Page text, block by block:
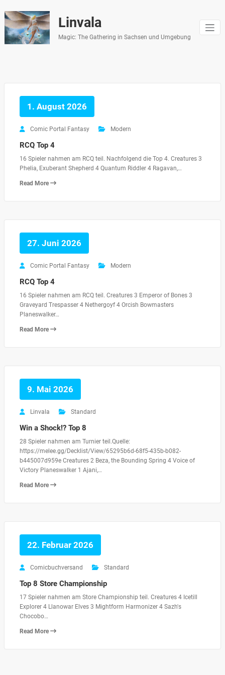
Inhalt
springen
Linvala
Magic: The Gathering in Sachsen und Umgebung
1. August 2026
Comic Portal Fantasy Modern
RCQ Top 4
16 Spieler nahmen am RCQ teil. Nachfolgend die Top 4. Creatures 3
Phelia, Exuberant Shepherd 4 Quantum Riddler 4 Ragavan,…
Read More
27. Juni 2026
Comic Portal Fantasy Modern
RCQ Top 4
16 Spieler nahmen am RCQ teil. Creatures 3 Emperor of Bones 3
Graveyard Trespasser 4 Nethergoyf 4 Orcish Bowmasters
Planeswalker…
Read More
9. Mai 2026
Linvala Standard
Win a Shock!? Top 8
28 Spieler nahmen am Turnier teil.Quelle:
https://melee.gg/Decklist/View/65295b6d-68f5-435b-b082-
b445007d959e Creatures 2 Beza, the Bounding Spring 4 Voice of
Victory Planeswalker 1 Ajani,…
Read More
22. Februar 2026
Comicbuchversand Standard
Top 8 Store Championship
17 Spieler nahmen am Store Championship teil. Creatures 4 Icetill
Explorer 4 Llanowar Elves 3 Mightform Harmonizer 4 Sazh's
Chocobo…
Read More